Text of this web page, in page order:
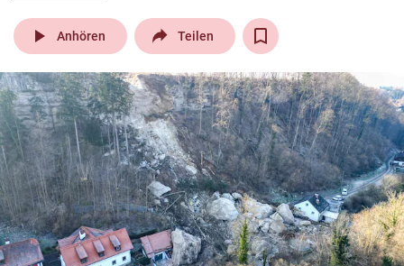
pin_drop
Wien arrow_right
bookmark
search
Suchbegriff
eingeben
© Krone Multimedia GmbH & Co KG 2026
play_arrow Anhören Teilen